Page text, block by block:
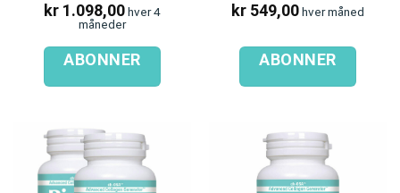
kr 1.098,00hver 4
måneder
ABONNER
kr 549,00hver måned
ABONNER